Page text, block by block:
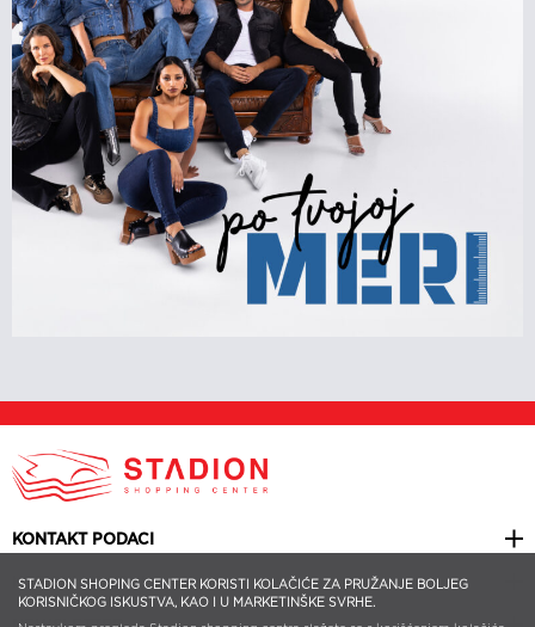
STADION SHOPING CENTER KORISTI KOLAČIĆE ZA PRUŽANJE BOLJEG
KORISNIČKOG ISKUSTVA, KAO I U MARKETINŠKE SVRHE.
KONTAKT PODACI
KORISNI LINKOVI